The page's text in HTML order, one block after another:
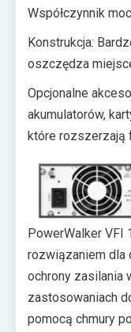
Współczynnik
Konstrukcja:
oszczędza
Opcjonalne
akumulatorów,
które rozszerzają
PowerWalker VFI
rozwiązaniem dla
ochrony zasilania
zastosowaniach
pomocą chmury